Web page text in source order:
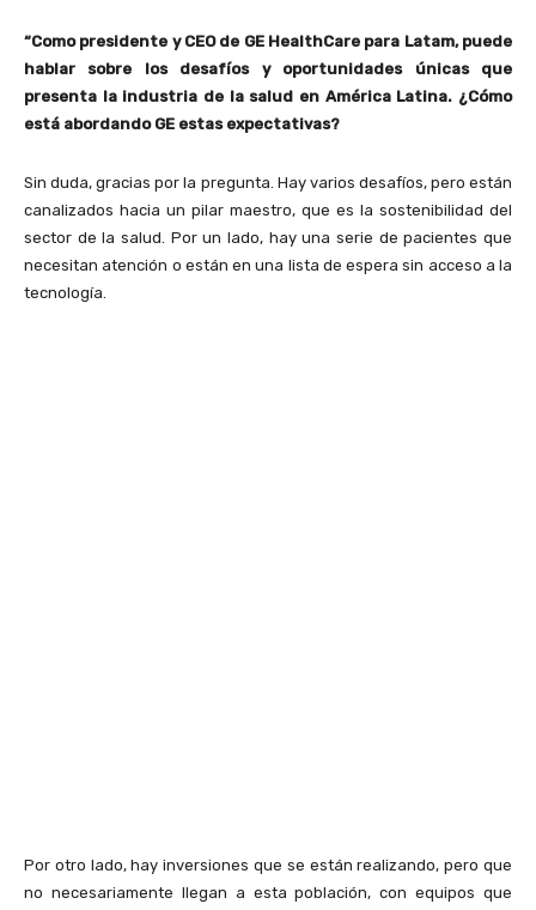
“Como presidente y CEO de GE HealthCare para Latam, puede
hablar sobre los desafíos y oportunidades únicas que
presenta la industria de la salud en América Latina. ¿Cómo
está abordando GE estas expectativas?
Sin duda, gracias por la pregunta. Hay varios desafíos, pero están
canalizados hacia un pilar maestro, que es la sostenibilidad del
sector de la salud. Por un lado, hay una serie de pacientes que
necesitan atención o están en una lista de espera sin acceso a la
tecnología.
Por otro lado, hay inversiones que se están realizando, pero que
no necesariamente llegan a esta población, con equipos que